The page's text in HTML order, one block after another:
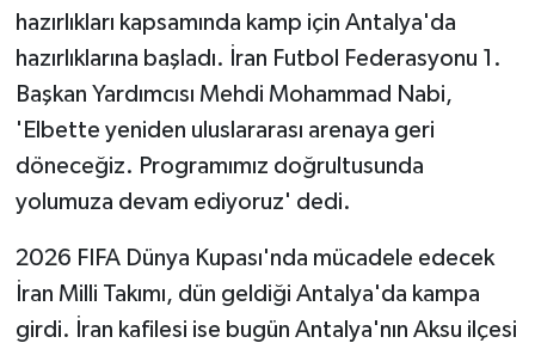
hazırlıkları kapsamında kamp için Antalya'da
hazırlıklarına başladı. İran Futbol Federasyonu 1.
Başkan Yardımcısı Mehdi Mohammad Nabi,
'Elbette yeniden uluslararası arenaya geri
döneceğiz. Programımız doğrultusunda
yolumuza devam ediyoruz' dedi.
2026 FIFA Dünya Kupası'nda mücadele edecek
İran Milli Takımı, dün geldiği Antalya'da kampa
girdi. İran kafilesi ise bugün Antalya'nın Aksu ilçesi